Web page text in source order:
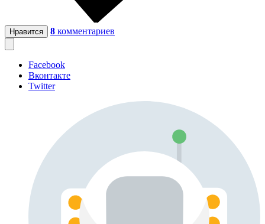
Нравится 8 комментариев
Facebook
Вконтакте
Twitter